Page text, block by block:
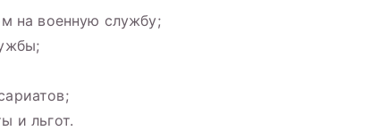
на военную службу;
и льгот.